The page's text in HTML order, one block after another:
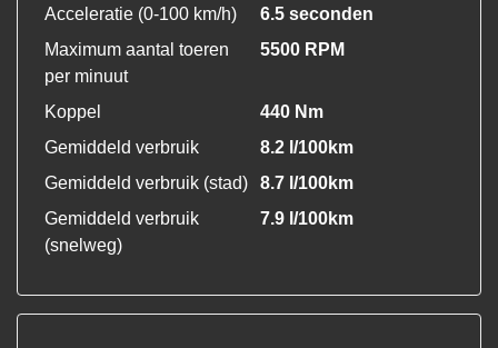
Acceleratie (0-100 km/h)
6.5 seconden
Maximum aantal toeren
per minuut
5500 RPM
Koppel
440 Nm
Gemiddeld verbruik
8.2 l/100km
Gemiddeld verbruik (stad)
8.7 l/100km
Gemiddeld verbruik
(snelweg)
7.9 l/100km